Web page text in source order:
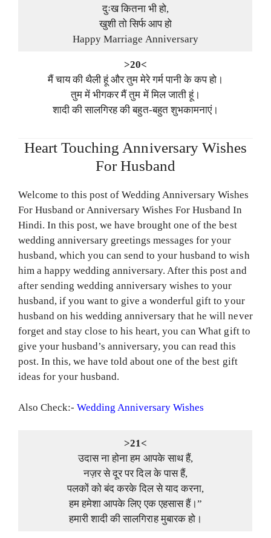
दुःख कितना भी हो,
खुशी तो सिर्फ आप हो
Happy Marriage Anniversary
>20<
मैं चाय की थैली हूं और तुम मेरे गर्म पानी के कप हो।
तुम में भीगकर मैं तुम में मिल जाती हूं।
शादी की सालगिरह की बहुत-बहुत शुभकामनाएं।
Heart Touching Anniversary Wishes
For Husband
Welcome to this post of Wedding Anniversary Wishes
For Husband or Anniversary Wishes For Husband In
Hindi. In this post, we have brought one of the best
wedding anniversary greetings messages for your
husband, which you can send to your husband to wish
him a happy wedding anniversary. After this post and
after sending wedding anniversary wishes to your
husband, if you want to give a wonderful gift to your
husband on his wedding anniversary that he will never
forget and stay close to his heart, you can What gift to
give your husband’s anniversary, you can read this
post. In this, we have told about one of the best gift
ideas for your husband.
Also Check:-Wedding Anniversary Wishes
>21<
उदास ना होना हम आपके साथ हैं,
नज़र से दूर पर दिल के पास हैं,
पलकों को बंद करके दिल से याद करना,
हम हमेशा आपके लिए एक एहसास हैं।”
हमारी शादी की सालगिराह मुबारक हो।